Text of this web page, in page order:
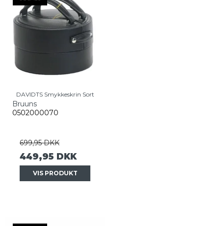
DAVIDTS Smykkeskrin Sort
Bruuns
0502000070
699,95 DKK
449,95 DKK
VIS PRODUKT